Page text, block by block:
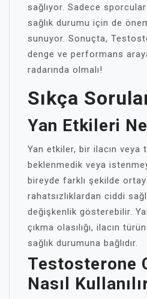
sağlıyor. Sadece
sağlık durumu için de
sunuyor. Sonuçta,
denge ve performans
radarında olmalı!
Sıkça
Yan Etkileri
Yan etkiler, bir ilacın veya
beklenmedik veya
bireyde farklı şekilde
rahatsızlıklardan ciddi
değişkenlik gösterebilir.
çıkma olasılığı, ilacın
sağlık durumuna bağlıdır.
Testosterone
Nasıl